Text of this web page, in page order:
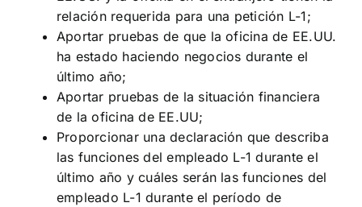
relación requerida para una petición L-1;
Aportar pruebas de que la oficina de EE.UU.
ha estado haciendo negocios durante el
último año;
Aportar pruebas de la situación financiera
de la oficina de EE.UU;
Proporcionar una declaración que describa
las funciones del empleado L-1 durante el
último año y cuáles serán las funciones del
empleado L-1 durante el período de